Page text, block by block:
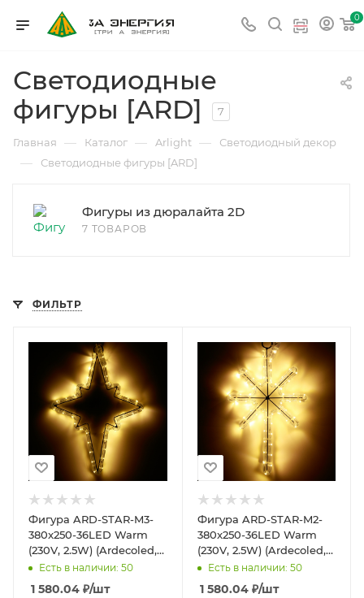
0
Светодиодные
фигуры [ARD]
7
Главная — Каталог — Arlight — Светодиодный декор
— Светодиодные фигуры [ARD]
Фигуры из дюралайта 2D
7 ТОВАРОВ
ФИЛЬТР
Фигура ARD-STAR-M3-
380x250-36LED Warm
(230V, 2.5W) (Ardecoled,
IP65)Есть в наличии: 50
1 580.04 ₽/шт
Фигура ARD-STAR-M2-
380x250-36LED Warm
(230V, 2.5W) (Ardecoled,
IP65)Есть в наличии: 50
1 580.04₽/шт